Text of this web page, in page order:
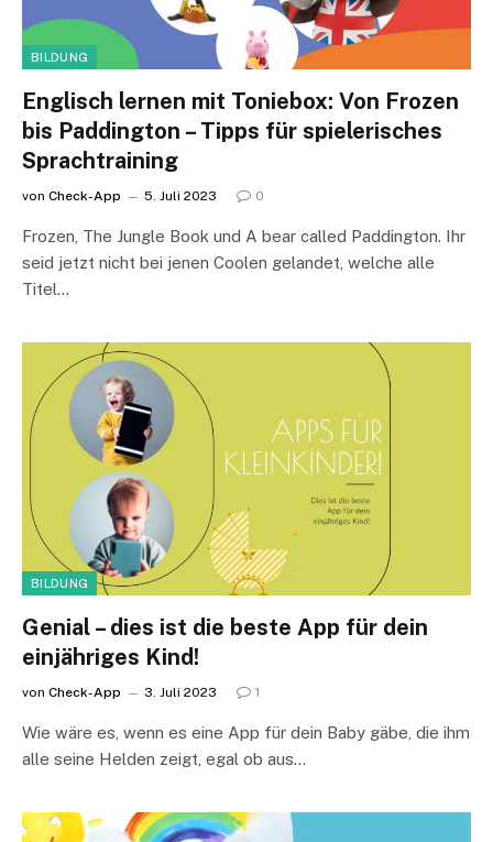
BILDUNG
Englisch lernen mit Toniebox: Von Frozen
bis Paddington – Tipps für spielerisches
Sprachtraining
von Check-App 5. Juli 2023 0
Frozen, The Jungle Book und A bear called Paddington. Ihr
seid jetzt nicht bei jenen Coolen gelandet, welche alle
Titel…
BILDUNG
Genial – dies ist die beste App für dein
einjähriges Kind!
von Check-App 3. Juli 2023 1
Wie wäre es, wenn es eine App für dein Baby gäbe, die ihm
alle seine Helden zeigt, egal ob aus…